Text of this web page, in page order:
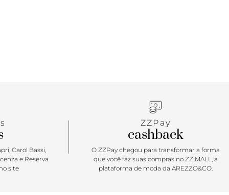
Carol Bassi,
e Reserva
site
ZZPay
cashback
O ZZPay chegou para transformar a forma
que você faz suas compras no ZZ MALL, a
plataforma de moda da AREZZO&CO.